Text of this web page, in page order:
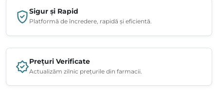
Sigur și Rapid
Platformă de încredere, rapidă și eficientă.
Prețuri Verificate
Actualizăm zilnic prețurile din farmacii.